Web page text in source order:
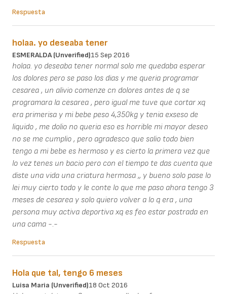
Respuesta
holaa. yo deseaba tener
ESMERALDA (unverified)15 Sep 2016
holaa. yo deseaba tener normal solo me quedaba esperar
los dolores pero se paso los dias y me queria programar
cesarea , un alivio comenze cn dolores antes de q se
programara la cesarea , pero igual me tuve que cortar xq
era primerisa y mi bebe peso 4,350kg y tenia exseso de
liquido , me dolio no queria eso es horrible mi mayor deseo
no se me cumplio , pero agradesco que salio todo bien
tengo a mi bebe es hermoso y es cierto la primera vez que
lo vez tenes un bacio pero con el tiempo te das cuenta que
diste una vida una criatura hermosa ,, y bueno solo pase lo
lei muy cierto todo y le conte lo que me paso ahora tengo 3
meses de cesarea y solo quiero volver a lo q era , una
persona muy activa deportiva xq es feo estar postrada en
una cama -.-
Respuesta
Hola que tal, tengo 6 meses
Luisa Maria (unverified)18 Oct 2016